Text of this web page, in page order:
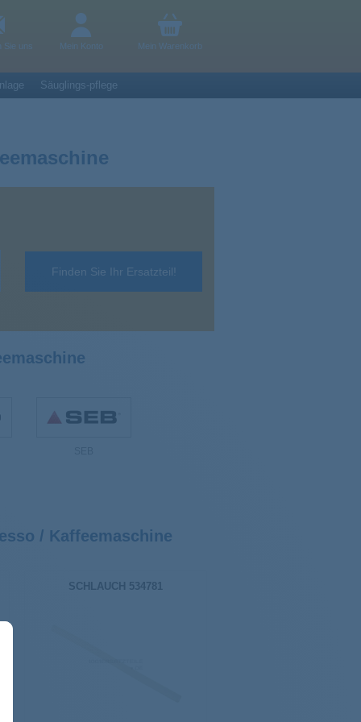
Sie uns Mein Konto Mein Warenkorb
Säuglings-pflege
Finden Sie Ihr Ersatzteil!
/ Kaffeemaschine
SCHLAUCH 534781